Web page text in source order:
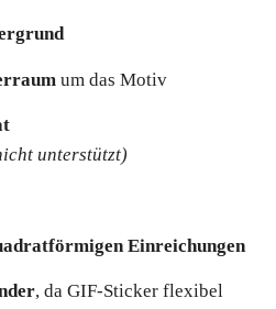
um das Motiv
unterstützt)
Einreichungen
, da GIF-Sticker flexibel